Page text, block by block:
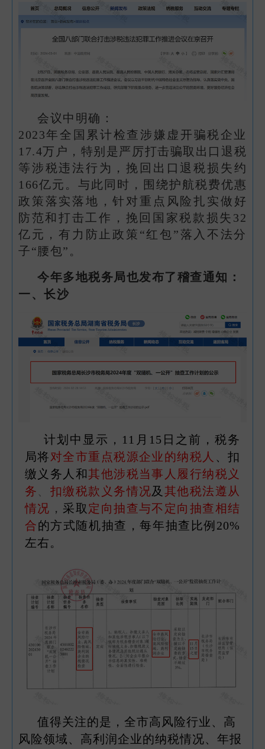
会议中明确：
2023年全国累计检查涉嫌虚开骗税企业
17.4万户，特别是严厉打击骗取出口退税
等涉税违法行为，挽回出口退税损失约
166亿元。与此同时，围绕护航税费优惠
政策落实落地，针对重点风险扎实做好
防范和打击工作，挽回国家税款损失32
亿元，有力防止政策“红包”落入不法分
子“腰包”。
今年多地税务局也发布了稽查通知：
一、长沙
计划中显示，11月15日之前，税务
局将对全市重点税源企业的纳税人 、扣
缴义务人和其他涉税当事人履行纳税义
务
扣缴税款义务情况及 其他税法遵从
情况 ， 采取 定向抽查与不定向抽查相结
合的方式随机抽查，每年抽查比例20%
左右。
值得关注的是，全市高风险行业、高
风险领域、高利润企业的纳税情况、年报